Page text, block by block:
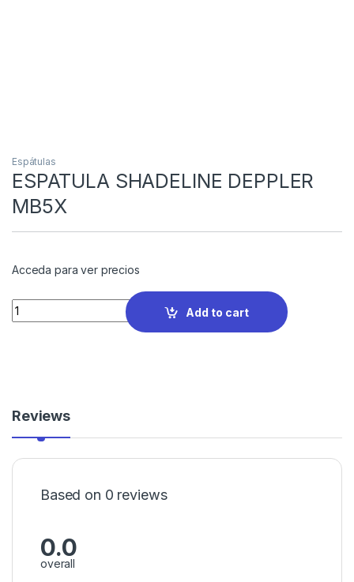
Espátulas
ESPATULA SHADELINE DEPPLER
MB5X
Acceda para ver precios
Quantity
Add to cart
Reviews
Based on 0 reviews
0.0
overall